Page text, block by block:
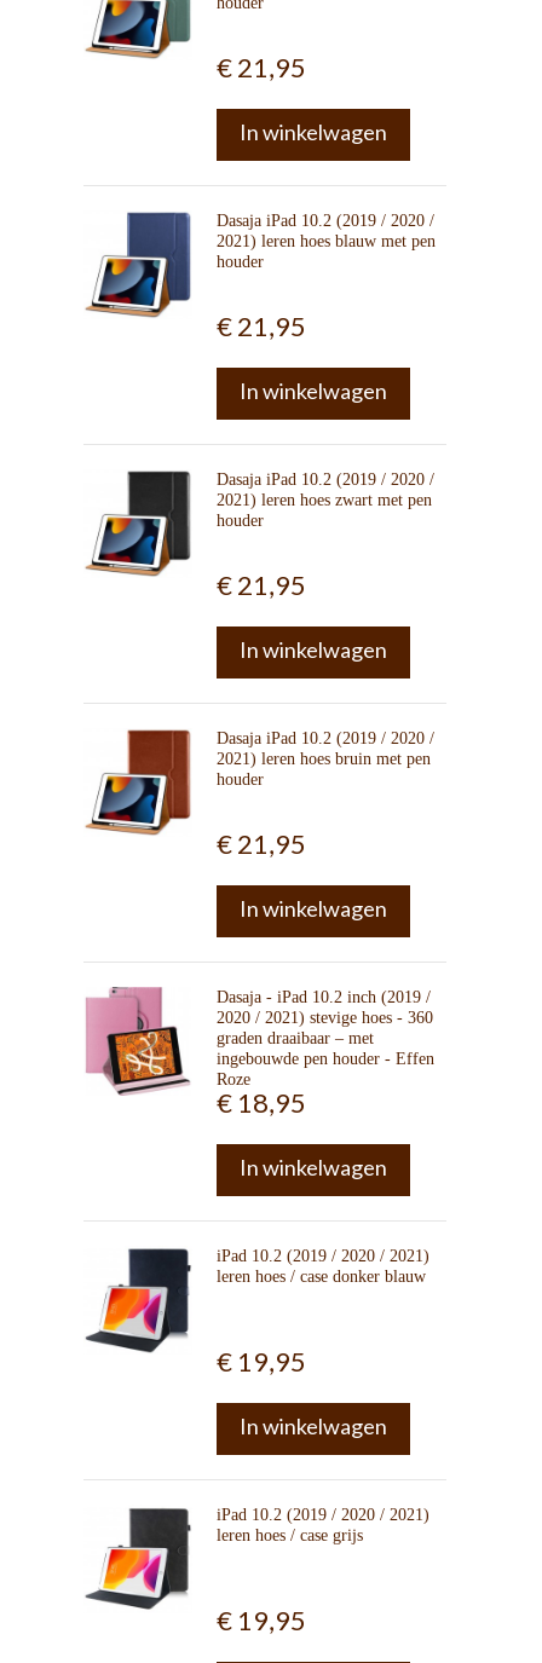
€ 21,95
In winkelwagen
Dasaja iPad 10.2 (2019 / 2020 /
2021) leren hoes blauw met pen
houder
€ 21,95
In winkelwagen
Dasaja iPad 10.2 (2019 / 2020 /
2021) leren hoes zwart met pen
houder
€ 21,95
In winkelwagen
Dasaja iPad 10.2 (2019 / 2020 /
2021) leren hoes bruin met pen
houder
€ 21,95
In winkelwagen
Dasaja - iPad 10.2 inch (2019 /
2020 / 2021) stevige hoes - 360
graden draaibaar – met
ingebouwde pen houder - Effen
Roze
€ 18,95
In winkelwagen
iPad 10.2 (2019 / 2020 / 2021)
leren hoes / case donker blauw
€ 19,95
In winkelwagen
iPad 10.2 (2019 / 2020 / 2021)
leren hoes / case grijs
€ 19,95